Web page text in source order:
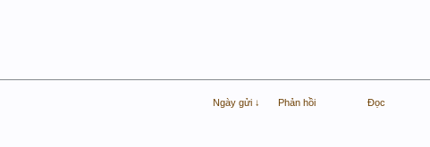
Ngày gửi ↓ Phản hồi Đọc